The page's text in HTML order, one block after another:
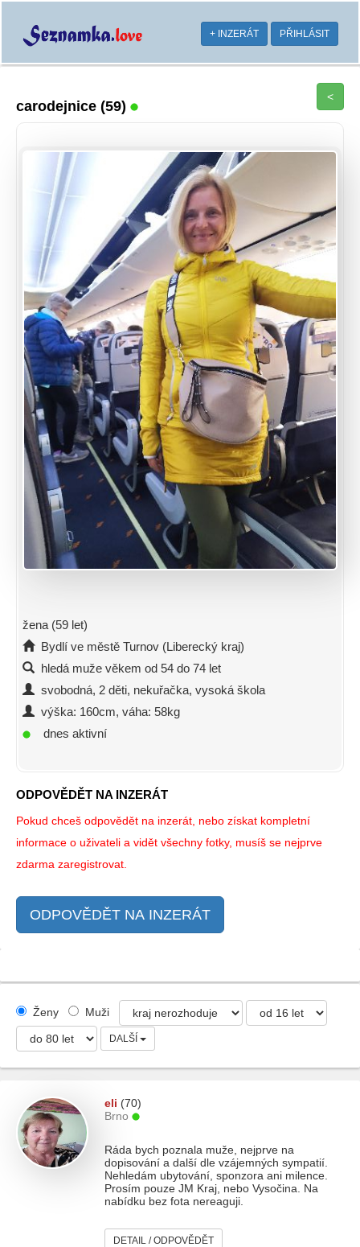
+ INZERÁT PŘIHLÁSIT
carodejnice (59)
<
žena (59 let)
Bydlí ve městě Turnov (Liberecký kraj)
hledá muže věkem od 54 do 74 let
svobodná, 2 děti, nekuřačka, vysoká škola
výška: 160cm, váha: 58kg
dnes aktivní
ODPOVĚDĚT NA INZERÁT
Pokud chceš odpovědět na inzerát, nebo získat kompletní
informace o uživateli a vidět všechny fotky, musíš se nejprve
zdarma zaregistrovat.
ODPOVĚDĚT NA INZERÁT
Ženy Muži
DALŠÍ
eli (70)
Brno
Ráda bych poznala muže, nejprve na
dopisování a další dle vzájemných sympatií.
Nehledám ubytování, sponzora ani milence.
Prosím pouze JM Kraj, nebo Vysočina. Na
nabídku bez fota nereaguji.
DETAIL / ODPOVĚDĚT